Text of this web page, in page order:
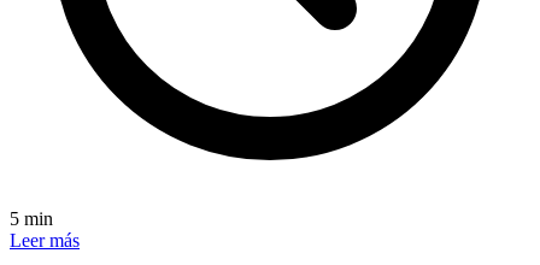
5 min
Leer más